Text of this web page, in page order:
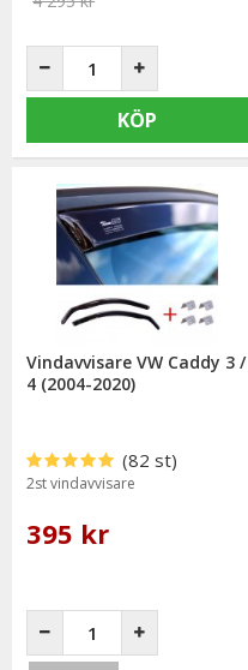
KÖP
Vindavvisare VW Caddy 3 /
4 (2004-2020)
(82 st)
2st vindavvisare
395 kr